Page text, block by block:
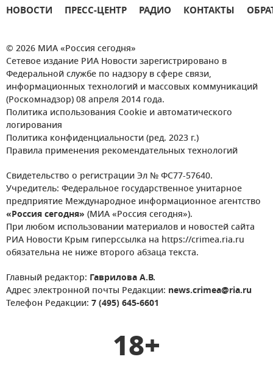
НОВОСТИ ПРЕСС-ЦЕНТР РАДИО КОНТАКТЫ
© 2026 МИА «Россия сегодня»
Сетевое издание РИА Новости зарегистрировано в
Федеральной службе по надзору в сфере связи,
информационных технологий и массовых коммуникаций
(Роскомнадзор) 08 апреля 2014 года.
Политика использования Cookie и автоматического
логирования
Политика конфиденциальности (ред. 2023 г.)
Правила применения рекомендательных технологий
Свидетельство о регистрации Эл № ФС77-57640.
Учредитель: Федеральное государственное унитарное
предприятие Международное информационное агентство
«Россия сегодня» (МИА «Россия сегодня»).
При любом использовании материалов и новостей сайта
РИА Новости Крым гиперссылка на https://crimea.ria.ru
обязательна не ниже второго абзаца текста.
Главный редактор: Гаврилова А.В.
Адрес электронной почты Редакции: news.crimea@ria.ru
Телефон Редакции: 7 (495) 645-6601
18+